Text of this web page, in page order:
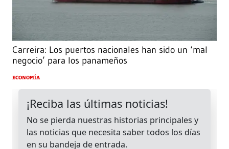
Carreira: Los puertos nacionales han sido un ‘mal
negocio’ para los panameños
ECONOMÍA